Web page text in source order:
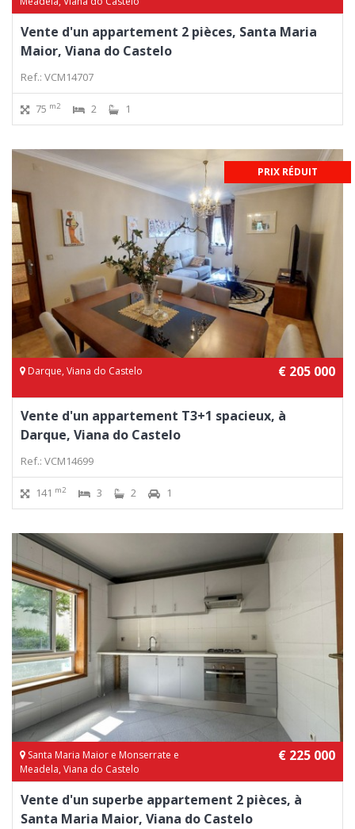
Vente d'un appartement 2 pièces, Santa Maria
Maior, Viana do Castelo
Ref.: VCM14707
75 m2 2 1
PRIX RÉDUIT
Darque, Viana do Castelo € 205 000
Vente d'un appartement T3+1 spacieux, à
Darque, Viana do Castelo
Ref.: VCM14699
141 m2 3 2 1
Santa Maria Maior e Monserrate e
Meadela, Viana do Castelo
€ 225 000
Vente d'un superbe appartement 2 pièces, à
Santa Maria Maior, Viana do Castelo